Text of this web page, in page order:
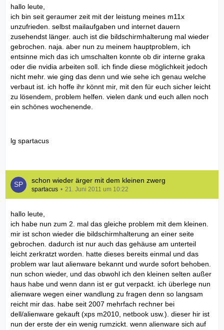
hallo leute,
ich bin seit geraumer zeit mit der leistung meines m11x
unzufrieden. selbst mailaufgaben und internet dauern
zusehendst länger. auch ist die bildschirmhalterung mal wieder
gebrochen. naja. aber nun zu meinem hauptproblem, ich
entsinne mich das ich umschalten konnte ob dir interne graka
oder die nvidia arbeiten soll. ich finde diese möglichkeit jedoch
nicht mehr. wie ging das denn und wie sehe ich genau welche
verbaut ist. ich hoffe ihr könnt mir, mit den für euch sicher leicht
zu lösendem, problem helfen. vielen dank und euch allen noch
ein schönes wochenende.
lg spartacus
schon wieder ärger mit dem kleinen zwerg
spartacus 21. Juni 2011 um 10:22
hallo leute,
ich habe nun zum 2. mal das gleiche problem mit dem kleinen.
mir ist schon wieder die bildschirmhalterung an einer seite
gebrochen. dadurch ist nur auch das gehäuse am unterteil
leicht zerkratzt worden. hatte dieses bereits einmal und das
problem war laut alienware bekannt und wurde sofort behoben.
nun schon wieder, und das obwohl ich den kleinen selten außer
haus habe und wenn dann ist er gut verpackt. ich überlege nun
alienware wegen einer wandlung zu fragen denn so langsam
reicht mir das. habe seit 2007 mehrfach rechner bei
dell/alienware gekauft (xps m2010, netbook usw.). dieser hir ist
nun der erste der ein wenig rumzickt. wenn alienware sich auf